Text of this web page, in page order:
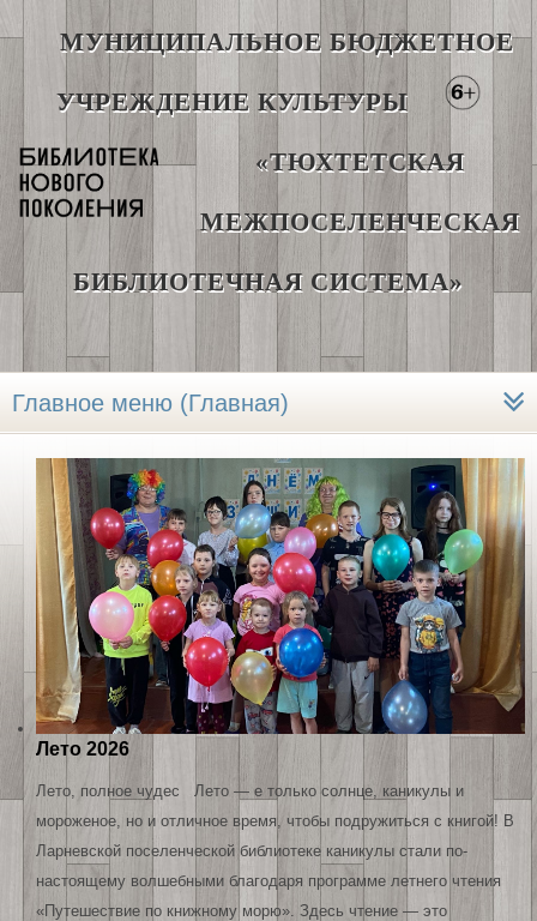
МУНИЦИПАЛЬНОЕ БЮДЖЕТНОЕ
УЧРЕЖДЕНИЕ КУЛЬТУРЫ
«ТЮХТЕТСКАЯ
МЕЖПОСЕЛЕНЧЕСКАЯ
БИБЛИОТЕЧНАЯ СИСТЕМА»
Главное меню (Главная)
Лето 2026
Лето, полное чудес Лето — е только солнце, каникулы и
мороженое, но и отличное время, чтобы подружиться с книгой! В
Ларневской поселенческой библиотеке каникулы стали по-
настоящему волшебными благодаря программе летнего чтения
«Путешествие по книжному морю». Здесь чтение — это